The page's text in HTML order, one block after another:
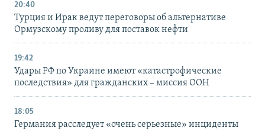
20:40
Турция и Ирак ведут переговоры об альтернативе
Ормузскому проливу для поставок нефти
19:42
Удары РФ по Украине имеют «катастрофические
последствия» для гражданских – миссия ООН
18:05
Германия расследует «очень серьезные» инциденты